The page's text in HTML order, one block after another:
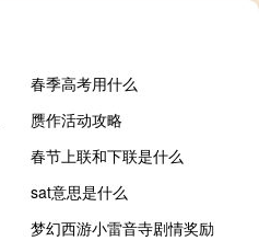
春季高考用什么
赝作活动攻略
春节上联和下联是什么
sat意思是什么
梦幻西游小雷音寺剧情奖励